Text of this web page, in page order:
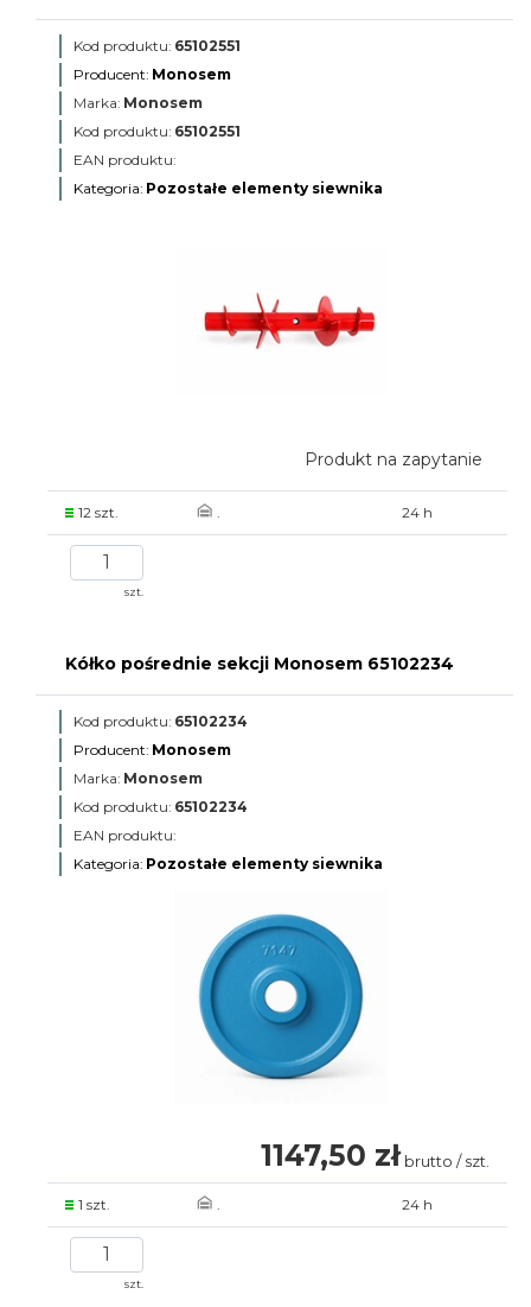
Kod produktu: 65102551
Producent: Monosem
Marka: Monosem
Kod produktu: 65102551
EAN produktu:
Kategoria: Pozostałe elementy siewnika
Produkt na zapytanie
12 szt. . 24 h
szt.
Kółko pośrednie sekcji Monosem 65102234
Kod produktu: 65102234
Producent: Monosem
Marka: Monosem
Kod produktu: 65102234
EAN produktu:
Kategoria: Pozostałe elementy siewnika
1147,50 zł brutto / szt.
1 szt. . 24 h
szt.